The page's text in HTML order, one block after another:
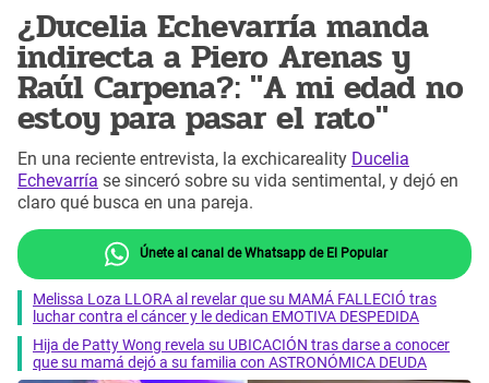
¿Ducelia Echevarría manda
indirecta a Piero Arenas y
Raúl Carpena?: "A mi edad no
estoy para pasar el rato"
En una reciente entrevista, la exchicareality Ducelia
Echevarría se sinceró sobre su vida sentimental, y dejó en
claro qué busca en una pareja.
Únete al canal de Whatsapp de El Popular
Melissa Loza LLORA al revelar que su MAMÁ FALLECIÓ tras
luchar contra el cáncer y le dedican EMOTIVA DESPEDIDA
Hija de Patty Wong revela su UBICACIÓN tras darse a conocer
que su mamá dejó a su familia con ASTRONÓMICA DEUDA